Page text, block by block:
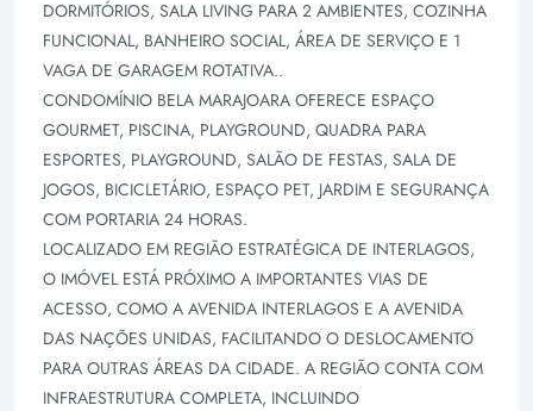
DORMITÓRIOS, SALA LIVING PARA 2 AMBIENTES, COZINHA
FUNCIONAL, BANHEIRO SOCIAL, ÁREA DE SERVIÇO E 1
VAGA DE GARAGEM ROTATIVA..
CONDOMÍNIO BELA MARAJOARA OFERECE ESPAÇO
GOURMET, PISCINA, PLAYGROUND, QUADRA PARA
ESPORTES, PLAYGROUND, SALÃO DE FESTAS, SALA DE
JOGOS, BICICLETÁRIO, ESPAÇO PET, JARDIM E SEGURANÇA
COM PORTARIA 24 HORAS.
LOCALIZADO EM REGIÃO ESTRATÉGICA DE INTERLAGOS,
O IMÓVEL ESTÁ PRÓXIMO A IMPORTANTES VIAS DE
ACESSO, COMO A AVENIDA INTERLAGOS E A AVENIDA
DAS NAÇÕES UNIDAS, FACILITANDO O DESLOCAMENTO
PARA OUTRAS ÁREAS DA CIDADE. A REGIÃO CONTA COM
INFRAESTRUTURA COMPLETA, INCLUINDO